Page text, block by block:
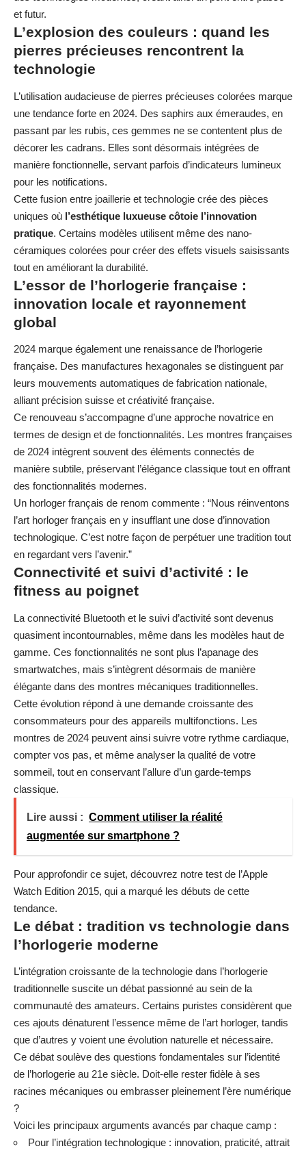
et futur.
L’explosion des couleurs : quand les
pierres précieuses rencontrent la
technologie
L’utilisation audacieuse de pierres précieuses colorées marque
une tendance forte en 2024. Des saphirs aux émeraudes, en
passant par les rubis, ces gemmes ne se contentent plus de
décorer les cadrans. Elles sont désormais intégrées de
manière fonctionnelle, servant parfois d’indicateurs lumineux
pour les notifications.
Cette fusion entre joaillerie et technologie crée des pièces
uniques où l’esthétique luxueuse côtoie l’innovation
pratique. Certains modèles utilisent même des nano-
céramiques colorées pour créer des effets visuels saisissants
tout en améliorant la durabilité.
L’essor de l’horlogerie française :
innovation locale et rayonnement
global
2024 marque également une renaissance de l’horlogerie
française. Des manufactures hexagonales se distinguent par
leurs mouvements automatiques de fabrication nationale,
alliant précision suisse et créativité française.
Ce renouveau s’accompagne d’une approche novatrice en
termes de design et de fonctionnalités. Les montres françaises
de 2024 intègrent souvent des éléments connectés de
manière subtile, préservant l’élégance classique tout en offrant
des fonctionnalités modernes.
Un horloger français de renom commente : “Nous réinventons
l’art horloger français en y insufflant une dose d’innovation
technologique. C’est notre façon de perpétuer une tradition tout
en regardant vers l’avenir.”
Connectivité et suivi d’activité : le
fitness au poignet
La connectivité Bluetooth et le suivi d’activité sont devenus
quasiment incontournables, même dans les modèles haut de
gamme. Ces fonctionnalités ne sont plus l’apanage des
smartwatches, mais s’intègrent désormais de manière
élégante dans des montres mécaniques traditionnelles.
Cette évolution répond à une demande croissante des
consommateurs pour des appareils multifonctions. Les
montres de 2024 peuvent ainsi suivre votre rythme cardiaque,
compter vos pas, et même analyser la qualité de votre
sommeil, tout en conservant l’allure d’un garde-temps
classique.
Lire aussi : Comment utiliser la réalité
augmentée sur smartphone ?
Pour approfondir ce sujet, découvrez notre test de l’Apple
Watch Edition 2015, qui a marqué les débuts de cette
tendance.
Le débat : tradition vs technologie dans
l’horlogerie moderne
L’intégration croissante de la technologie dans l’horlogerie
traditionnelle suscite un débat passionné au sein de la
communauté des amateurs. Certains puristes considèrent que
ces ajouts dénaturent l’essence même de l’art horloger, tandis
que d’autres y voient une évolution naturelle et nécessaire.
Ce débat soulève des questions fondamentales sur l’identité
de l’horlogerie au 21e siècle. Doit-elle rester fidèle à ses
racines mécaniques ou embrasser pleinement l’ère numérique
?
Voici les principaux arguments avancés par chaque camp :
Pour l’intégration technologique : innovation, praticité, attrait